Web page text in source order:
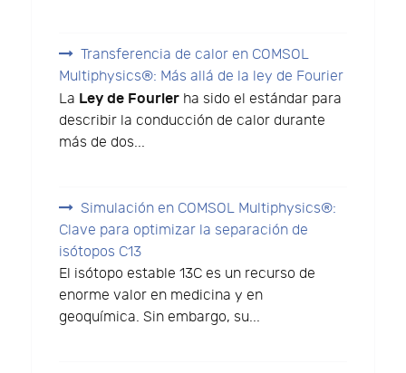
Transferencia de calor en COMSOL
Multiphysics®: Más allá de la ley de Fourier
La Ley de Fourier ha sido el estándar para
describir la conducción de calor durante
más de dos...
Simulación en COMSOL Multiphysics®:
Clave para optimizar la separación de
isótopos C13
El isótopo estable 13C es un recurso de
enorme valor en medicina y en
geoquímica. Sin embargo, su...